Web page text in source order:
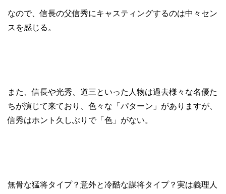
なので、信長の父信秀にキャスティングするのは中々セン
スを感じる。
また、信長や光秀、道三といった人物は過去様々な名優た
ちが演じて来ており、色々な「パターン」がありますが、
信秀はホント久しぶりで「色」がない。
無骨な猛将タイプ？意外と冷酷な謀将タイプ？実は義理人